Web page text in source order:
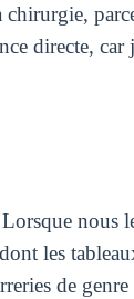
directe,
nous
les
de